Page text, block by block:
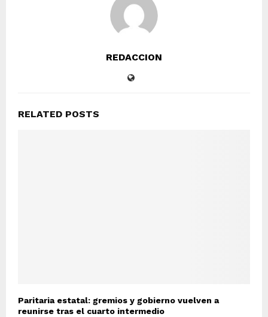
REDACCION
RELATED POSTS
Paritaria estatal: gremios y gobierno vuelven a
reunirse tras el cuarto intermedio